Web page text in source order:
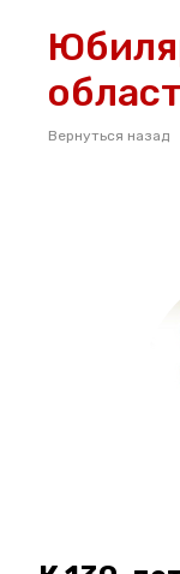
Вернуться назад